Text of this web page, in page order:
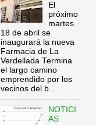
El
próximo
martes
18 de abril se
inaugurará la nueva
Farmacia de La
Verdellada Termina
el largo camino
emprendido por los
vecinos del b...
NOTICI
AS